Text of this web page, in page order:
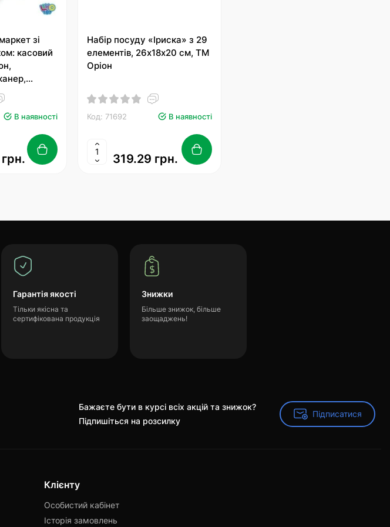
зі
касовий
у
см
В наявності
Набір посуду «Іриска» з 29
елементів, 26х18х20 см, ТМ
Оріон
Код: 71692 В наявності
319.29 грн.
Гарантія якості
Тільки якісна та
сертифікована продукція
Знижки
Більше знижок, більше
заощаджень!
Бажаєте бути в курсі всіх акцій та знижок?
Підпишіться на розсилку
Підписатися
Підписатися
Клієнту
Особистий кабінет
Історія замовлень